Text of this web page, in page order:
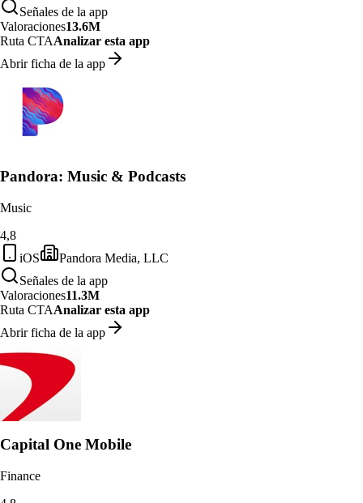
Señales de la app
Valoraciones13.6M
Ruta CTAAnalizar esta app
Abrir ficha de la app
Pandora: Music & Podcasts
Music
4,8
iOS
Pandora Media, LLC
Señales de la app
Valoraciones11.3M
Ruta CTAAnalizar esta app
Abrir ficha de la app
Capital One Mobile
Finance